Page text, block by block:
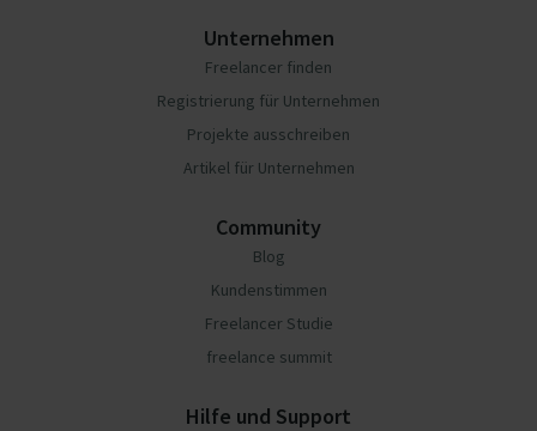
Unternehmen
Freelancer finden
Registrierung für Unternehmen
Projekte ausschreiben
Artikel für Unternehmen
Community
Blog
Kundenstimmen
Freelancer Studie
freelance summit
Hilfe und Support